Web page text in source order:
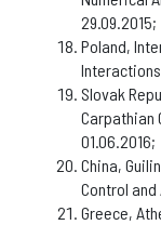
29.09.2015;
Poland,
Interactions
Slovak
Carpathian
01.06.2016;
China,
Control and
Greece,